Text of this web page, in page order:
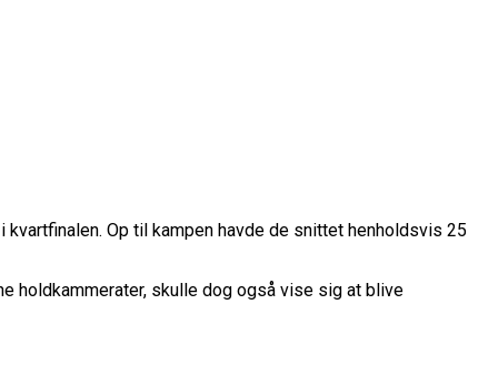
Op til kampen havde de snittet henholdsvis 25
holdkammerater, skulle dog også vise sig at blive